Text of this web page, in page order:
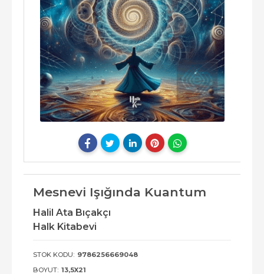
Mesnevi Işığında Kuantum
Halil Ata Bıçakçı
Halk Kitabevi
STOK KODU: 9786256669048
BOYUT: 13,5X21